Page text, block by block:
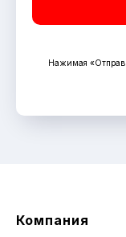
Нажимая
Компания